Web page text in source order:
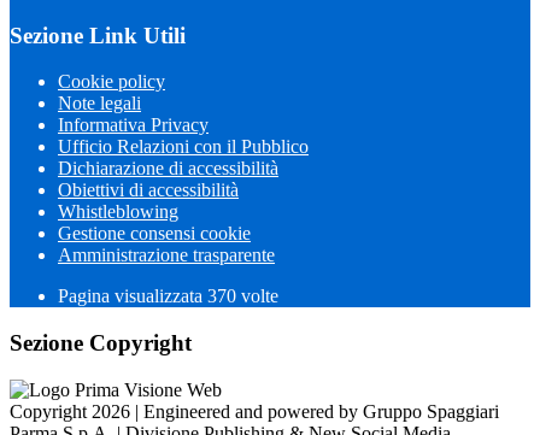
Sezione Link Utili
Cookie policy
Note legali
Informativa Privacy
Ufficio Relazioni con il Pubblico
Dichiarazione di accessibilità
Obiettivi di accessibilità
Whistleblowing
Gestione consensi cookie
Amministrazione trasparente
Pagina visualizzata 370 volte
Sezione Copyright
Copyright 2026 | Engineered and powered by Gruppo Spaggiari